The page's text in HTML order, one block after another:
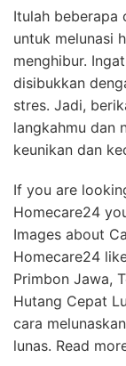
Itulah beberapa
untuk melunasi
menghibur.
disibukkan
stres. Jadi,
langkahmu dan
keunikan dan
If you are
Homecare24
Images about
Homecare24
Primbon Jawa,
Hutang Cepat
cara
lunas. Read